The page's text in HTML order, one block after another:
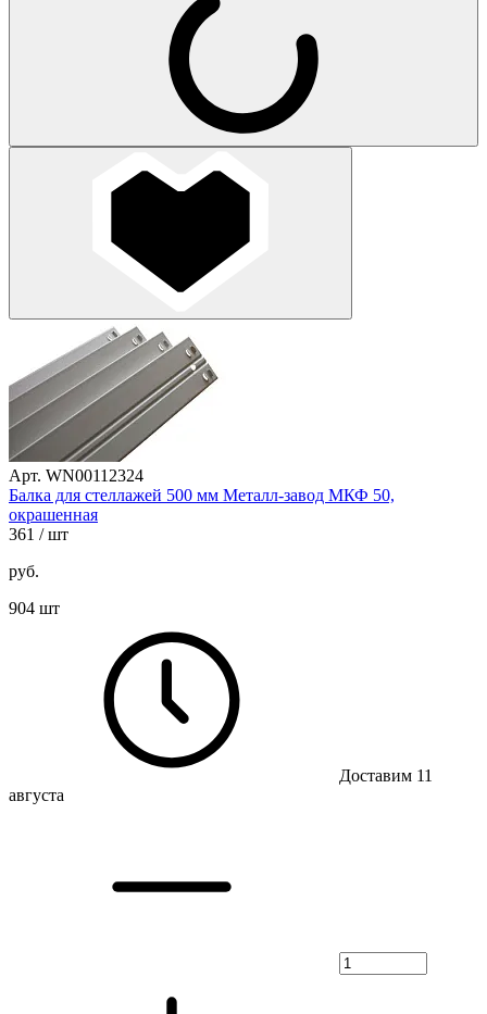
Арт. WN00112324
Балка для стеллажей 500 мм Металл-завод МКФ 50,
окрашенная
361 / шт
руб.
904 шт
Доставим 11
августа